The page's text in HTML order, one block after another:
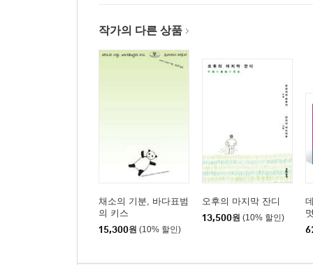
작가의 다른 상품
채소의 기분, 바다표범
의 키스
15,300원 (10% 할인)
오후의 마지막 잔디
13,500원 (10% 할인)